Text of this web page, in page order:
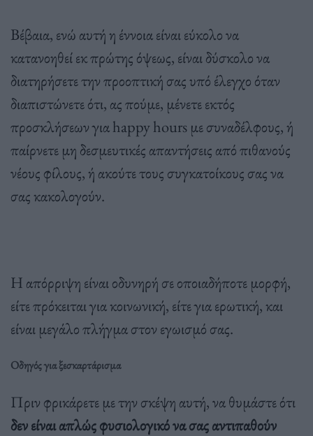
Βέβαια, ενώ αυτή η έννοια είναι εύκολο να
κατανοηθεί εκ πρώτης όψεως, είναι δύσκολο να
διατηρήσετε την προοπτική σας υπό έλεγχο όταν
διαπιστώνετε ότι, ας πούμε, μένετε εκτός
προσκλήσεων για happy hours με συναδέλφους, ή
παίρνετε μη δεσμευτικές απαντήσεις από πιθανούς
νέους φίλους, ή ακούτε τους συγκατοίκους σας να
σας κακολογούν.
Η απόρριψη είναι οδυνηρή σε οποιαδήποτε μορφή,
είτε πρόκειται για κοινωνική, είτε για ερωτική, και
είναι μεγάλο πλήγμα στον εγωισμό σας.
Οδηγός για ξεσκαρτάρισμα
Πριν φρικάρετε με την σκέψη αυτή, να θυμάστε ότι
δεν είναι απλώς φυσιολογικό να σας αντιπαθούν